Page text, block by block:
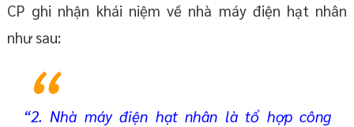
CP ghi nhận khái niệm về nhà máy điện hạt nhân
như sau:
“2. Nhà máy điện hạt nhân là tổ hợp công